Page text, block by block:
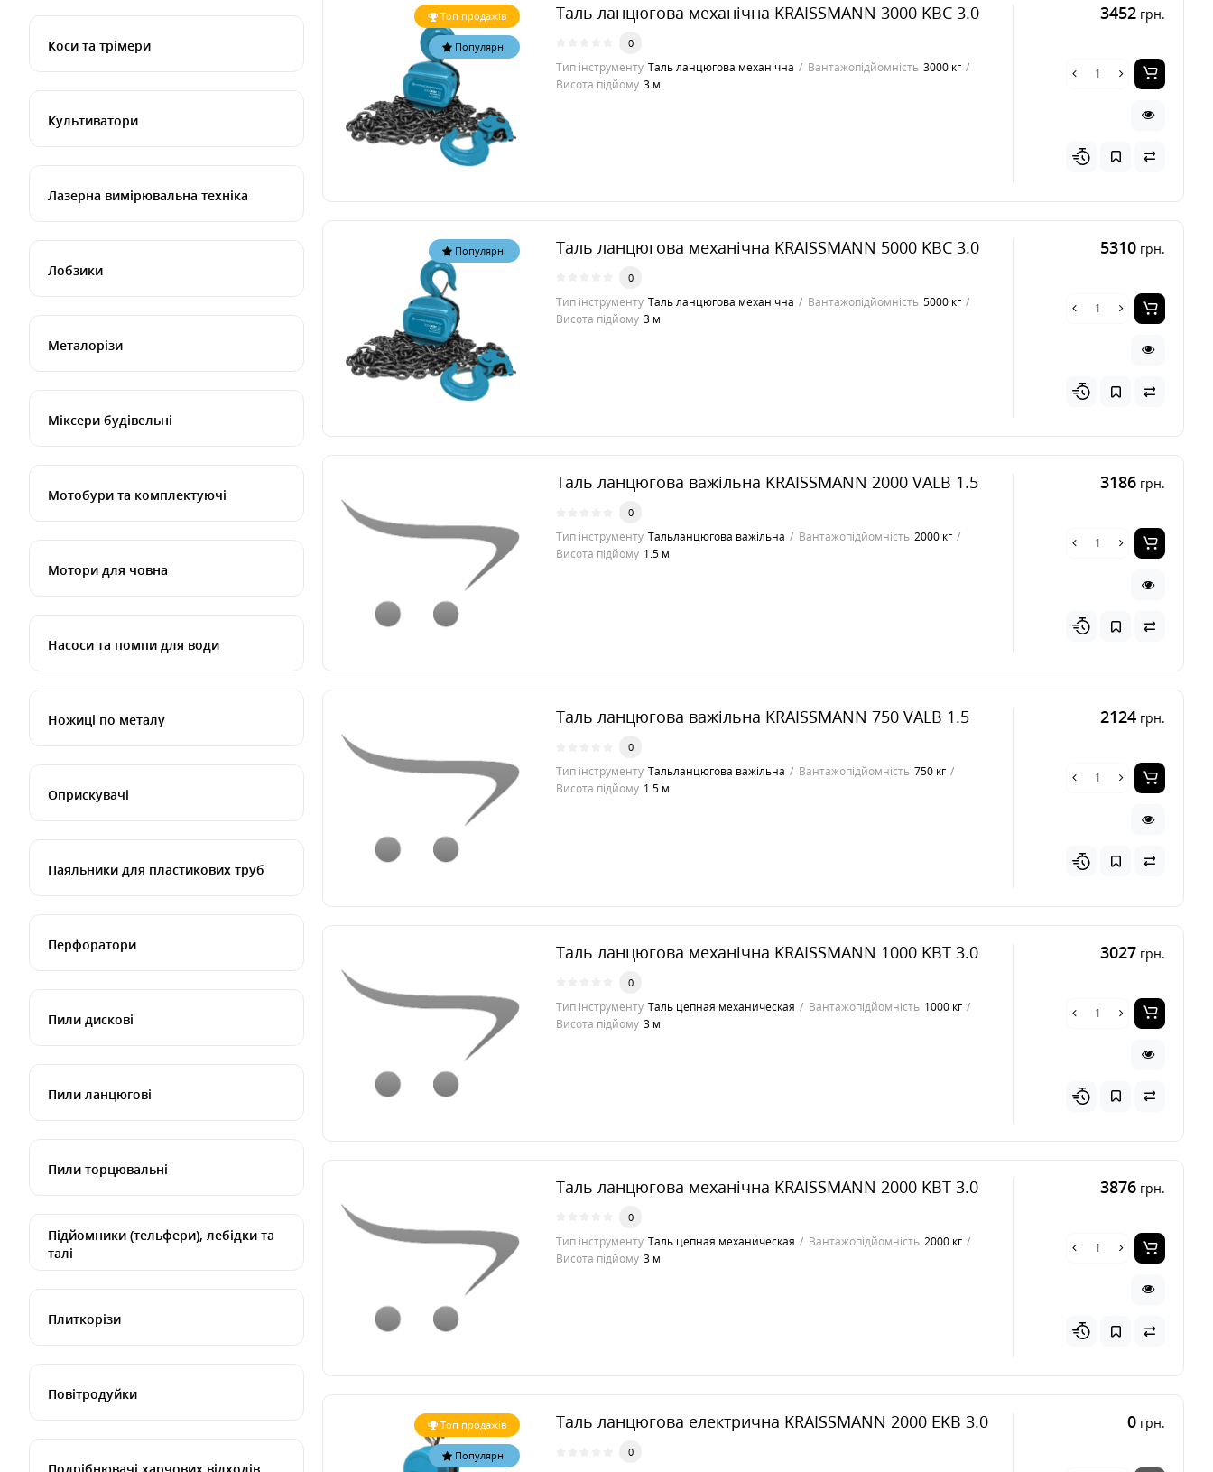
Коси та трімери
Культиватори
Лазерна вимірювальна техніка
Лобзики
Металорізи
Міксери будівельні
Мотобури та комплектуючі
Мотори для човна
Насоси та помпи для води
Ножиці по металу
Оприскувачі
Паяльники для пластикових труб
Перфоратори
Пили дискові
Пили ланцюгові
Пили торцювальні
Підйомники (тельфери), лебідки та
талі
Плиткорізи
Повітродуйки
Топ продажів
Популярні
Таль ланцюгова механічна KRAISSMANN 3000 KBC 3.0
Тип інструменту Таль ланцюгова механічна Вантажопідйомність 3000 кг
Висота підйому 3 м
0
3452 грн.
Популярні Таль ланцюгова механічна KRAISSMANN 5000 KBC 3.0
Тип інструменту Таль ланцюгова механічна Вантажопідйомність 5000 кг
Висота підйому 3 м
0
5310 грн.
Таль ланцюгова важільна KRAISSMANN 2000 VALB 1.5
Тип інструменту Тальланцюгова важільна Вантажопідйомність 2000 кг
Висота підйому 1.5 м
0
3186 грн.
Таль ланцюгова важільна KRAISSMANN 750 VALB 1.5
Тип інструменту Тальланцюгова важільна Вантажопідйомність 750 кг
Висота підйому 1.5 м
0
2124 грн.
Таль ланцюгова механічна KRAISSMANN 1000 KBT 3.0
Тип інструменту Таль цепная механическая Вантажопідйомність 1000 кг
Висота підйому 3 м
0
3027 грн.
Таль ланцюгова механічна KRAISSMANN 2000 KBT 3.0
Тип інструменту Таль цепная механическая Вантажопідйомність 2000 кг
Висота підйому 3 м
0
3876 грн.
Топ продажів
Популярні
Таль ланцюгова електрична KRAISSMANN 2000 EKB 3.0
0
0 грн.